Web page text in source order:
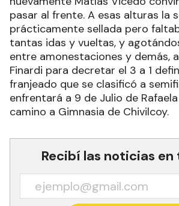
pasar al frente. A esas alturas la
prácticamente sellada pero
tantas idas y vueltas, y
entre amonestaciones y demás,
Finardi para decretar el 3 a 1
franjeado que se clasificó a
enfrentará a 9 de Julio de
camino a Gimnasia de Chivilcoy.
Recibí las noticias en